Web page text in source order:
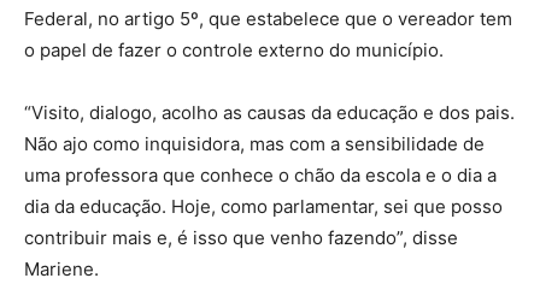
Federal, no artigo 5º, que estabelece que o vereador tem
o papel de fazer o controle externo do município.
“Visito, dialogo, acolho as causas da educação e dos pais.
Não ajo como inquisidora, mas com a sensibilidade de
uma professora que conhece o chão da escola e o dia a
dia da educação. Hoje, como parlamentar, sei que posso
contribuir mais e, é isso que venho fazendo”, disse
Mariene.